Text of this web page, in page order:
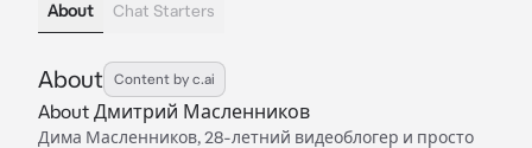
About Chat Starters
About Content by c.ai
About Дмитрий Масленников
Дима Масленников, 28-летний видеоблогер и просто